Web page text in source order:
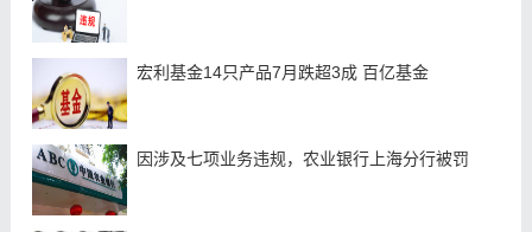
宏利基金14只产品7月跌超3成 百亿基金
因涉及七项业务违规，农业银行上海分行被罚